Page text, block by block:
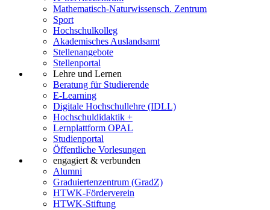
Mathematisch-Naturwissensch. Zentrum
Sport
Hochschulkolleg
Akademisches Auslandsamt
Stellenangebote
Stellenportal
Lehre und Lernen
Beratung für Studierende
E-Learning
Digitale Hochschullehre (IDLL)
Hochschuldidaktik +
Lernplattform OPAL
Studienportal
Öffentliche Vorlesungen
engagiert & verbunden
Alumni
Graduiertenzentrum (GradZ)
HTWK-Förderverein
HTWK-Stiftung